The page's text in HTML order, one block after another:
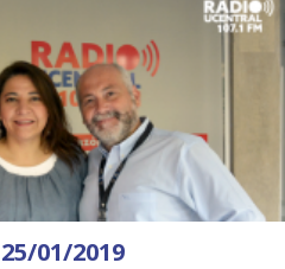
01/2019